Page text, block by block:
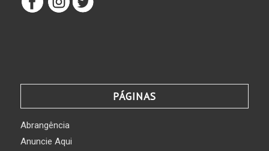
PÁGINAS
Abrangência
Anuncie Aqui